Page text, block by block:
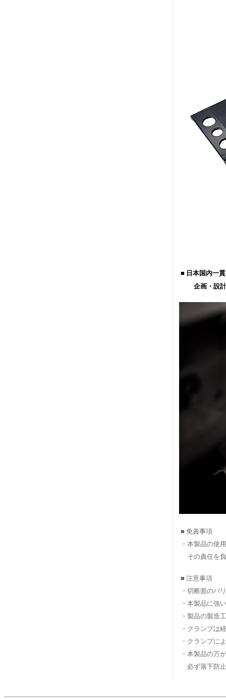
■ 日本国内一
企画・設計
■ 免責事項
・本製品の使
その責任を
■ 注意事項
・切断面のバ
・本製品に強
・製品の製造
・クランプは
・クランプに
・本製品の万
必ず落下防